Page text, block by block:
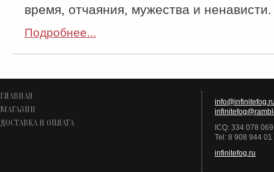
время, отчаяния, мужества и ненависти.
Подробнее...
ГЛАВНАЯ
МАГАЗИН
ДОСТАВКА И ОПЛАТА
ICQ: 334 078 069
Tel: 8 908 944 01
infinitefog.ru